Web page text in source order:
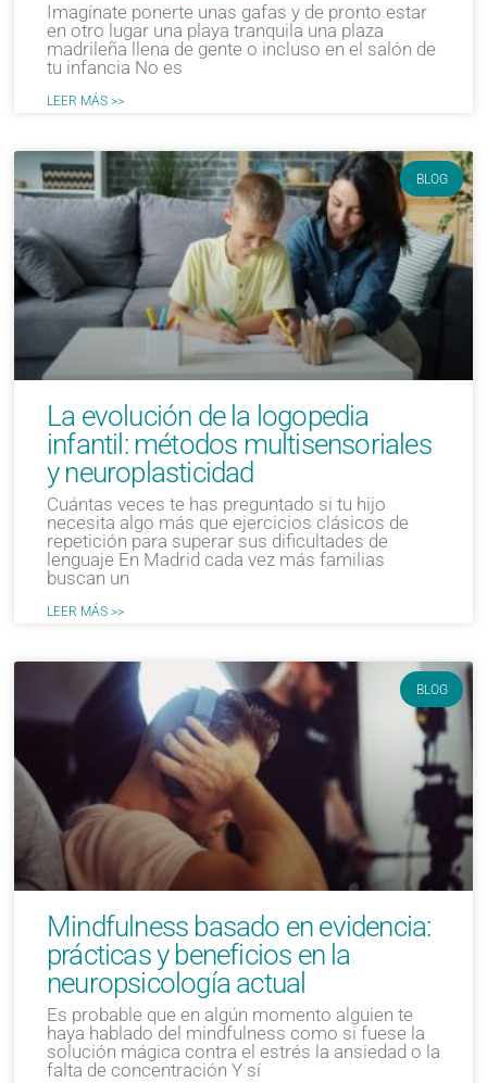
Imagínate ponerte unas gafas y de pronto estar
en otro lugar una playa tranquila una plaza
madrileña llena de gente o incluso en el salón de
tu infancia No es
LEER MÁS >>
BLOG
La evolución de la logopedia
infantil: métodos multisensoriales
y neuroplasticidad
Cuántas veces te has preguntado si tu hijo
necesita algo más que ejercicios clásicos de
repetición para superar sus dificultades de
lenguaje En Madrid cada vez más familias
buscan un
LEER MÁS >>
BLOG
Mindfulness basado en evidencia:
prácticas y beneficios en la
neuropsicología actual
Es probable que en algún momento alguien te
haya hablado del mindfulness como si fuese la
solución mágica contra el estrés la ansiedad o la
falta de concentración Y sí